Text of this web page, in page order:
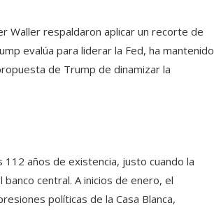
Waller respaldaron aplicar un recorte de
evalúa para liderar la Fed, ha mantenido
de Trump de dinamizar la
años de existencia, justo cuando la
central. A inicios de enero, el
políticas de la Casa Blanca,